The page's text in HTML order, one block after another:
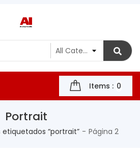
Items : 0
Portrait
“portrait” Página 2